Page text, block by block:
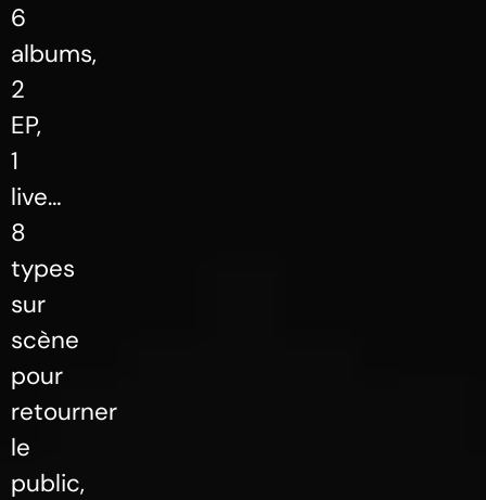
6
albums,
2
EP,
1
live…
8
types
sur
scène
pour
retourner
le
public,